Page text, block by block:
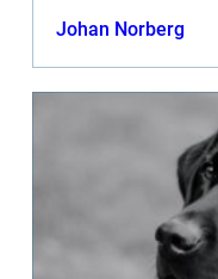
Johan Norberg